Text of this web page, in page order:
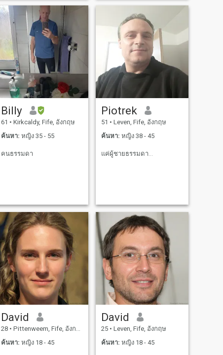
lost down a side street.
Thailand I’ll be very fit and h
Billy
61 • Kirkcaldy, Fife, อังกฤษ
ค้นหา: หญิง 35 - 55
คนธรรมดา
Piotrek
51 • Leven, Fife, อังกฤษ
ค้นหา: หญิง 38 - 45
แค่ผู้ชายธรรมดา...
David
28 • Pittenweem, Fife, อังกฤษ
ค้นหา: หญิง 18 - 45
David
25 • Leven, Fife, อังกฤษ
ค้นหา: หญิง 18 - 45